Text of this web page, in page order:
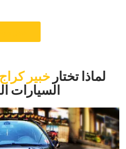
‏لماذا تختار‏ خبير
السيارات